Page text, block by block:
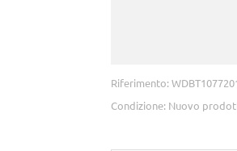
Riferimento:
Condizione: Nuovo